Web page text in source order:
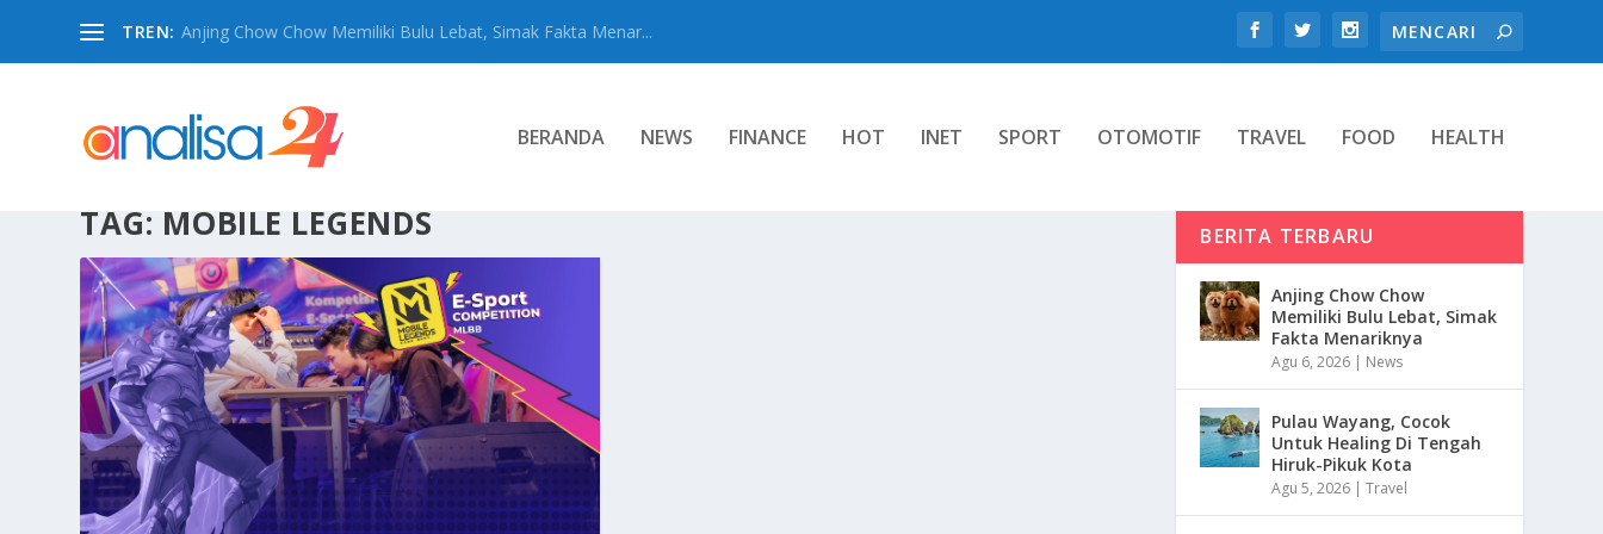
TREN: Anjing Chow Chow Memiliki Bulu Lebat, Simak Fakta Menar...
BERANDA NEWS FINANCE HOT INET SPORT OTOMOTIF TRAVEL FOOD HEALTH
TAG: MOBILE LEGENDS BERITA TERBARU
Anjing Chow Chow
Memiliki Bulu Lebat, Simak
Fakta Menariknya
Agu 6, 2026 | News
Pulau Wayang, Cocok
Untuk Healing Di Tengah
Hiruk-Pikuk Kota
Agu 5, 2026 |Travel